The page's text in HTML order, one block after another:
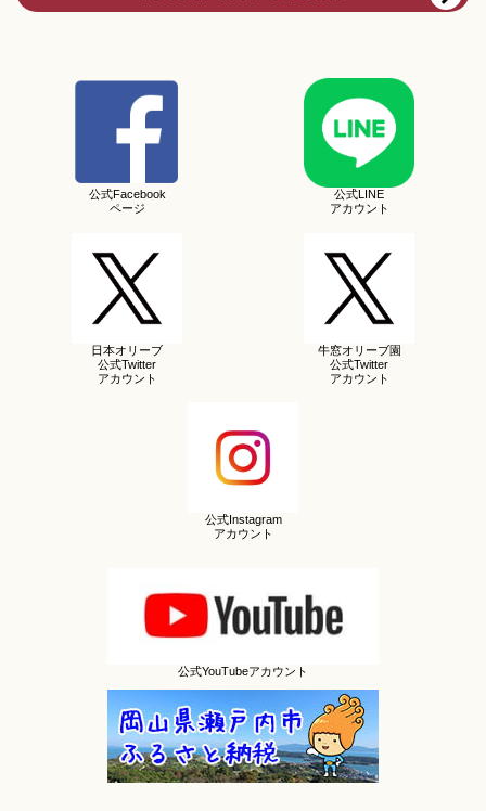
公式Facebook
ページ
公式LINE
アカウント
日本オリーブ
公式Twitter
アカウント
牛窓オリーブ園
公式Twitter
アカウント
公式Instagram
アカウント
公式YouTubeアカウント